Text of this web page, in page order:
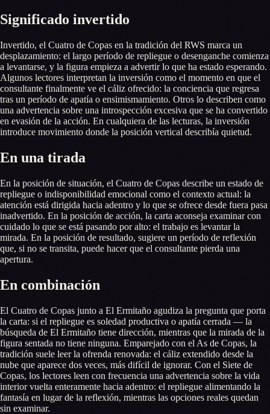
Significado invertido
Invertido, el Cuatro de Copas en la tradición del RWS marca un
desplazamiento: el largo período de repliegue o desenganche comienza
a levantarse, y la figura empieza a advertir lo que ha estado esperando.
Algunos lectores interpretan la inversión como el momento en que el
consultante finalmente ve el cáliz ofrecido: la conciencia que regresa
tras un período de apatía o ensimismamiento. Otros lo describen como
una advertencia sobre una introspección excesiva que se ha convertido
en evasión de la acción. En cualquiera de las lecturas, la inversión
introduce movimiento donde la posición vertical describía quietud.
En una tirada
En la posición de situación, el Cuatro de Copas describe un estado de
repliegue o indisponibilidad emocional como el contexto actual: la
atención está dirigida hacia adentro y lo que se ofrece desde fuera pasa
inadvertido. En la posición de acción, la carta aconseja examinar con
cuidado lo que se está pasando por alto: el trabajo es levantar la
mirada. En la posición de resultado, sugiere un período de reflexión
que, si no se transita, puede hacer que el consultante pierda una
apertura.
En combinación
El Cuatro de Copas junto a El Ermitaño agudiza la pregunta que porta
la carta: si el repliegue es soledad productiva o apatía cerrada — la
búsqueda de El Ermitaño tiene dirección, mientras que la mirada de la
figura sentada no tiene ninguna. Emparejado con el As de Copas, la
tradición suele leer la ofrenda renovada: el cáliz extendido desde la
nube que aparece dos veces, más difícil de ignorar. Con el Siete de
Copas, los lectores leen con frecuencia una advertencia sobre la vida
interior vuelta enteramente hacia adentro: el repliegue alimentando la
fantasía en lugar de la reflexión, mientras las opciones reales quedan
sin examinar.